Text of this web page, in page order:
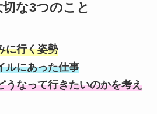
な3つのこと
に行く姿勢
ルにあった仕事
うなって行きたいのかを考え